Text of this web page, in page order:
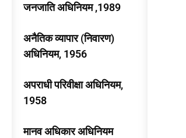
जनजाति अधिनियम ,1989
अनैतिक व्यापार (निवारण)
अधिनियम, 1956
अपराधी परिवीक्षा अधिनियम,
1958
मानव अधिकार अधिनियम